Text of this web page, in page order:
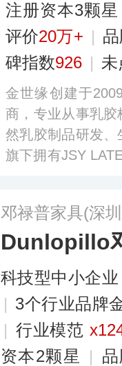
注册资本3颗星
评价20万+ |
碑指数926 | 未
金世缘创建于
商，专业从事乳
然乳胶制品研发
旗下拥有JSY
邓禄普家具(深
Dunlopillo
科技型中小企业
| 3个行业品牌
| 行业模范
资本2颗星
|